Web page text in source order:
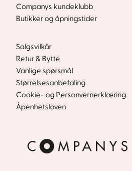
Companys kundeklubb
Butikker og åpningstider
Salgsvilkår
Retur & Bytte
Vanlige spørsmål
Størrelsesanbefaling
Cookie- og Personvernerklæring
Åpenhetsloven